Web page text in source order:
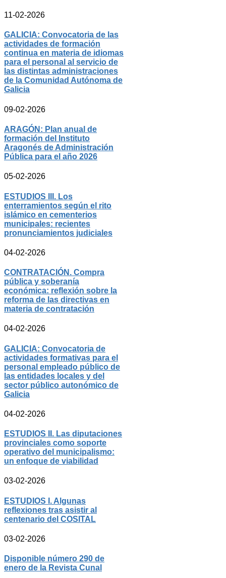
11-02-2026
GALICIA: Convocatoria de las
actividades de formación
continua en materia de idiomas
para el personal al servicio de
las distintas administraciones
de la Comunidad Autónoma de
Galicia
09-02-2026
ARAGÓN: Plan anual de
formación del Instituto
Aragonés de Administración
Pública para el año 2026
05-02-2026
ESTUDIOS III. Los
enterramientos según el rito
islámico en cementerios
municipales: recientes
pronunciamientos judiciales
04-02-2026
CONTRATACIÓN. Compra
pública y soberanía
económica: reflexión sobre la
reforma de las directivas en
materia de contratación
04-02-2026
GALICIA: Convocatoria de
actividades formativas para el
personal empleado público de
las entidades locales y del
sector público autonómico de
Galicia
04-02-2026
ESTUDIOS II. Las diputaciones
provinciales como soporte
operativo del municipalismo:
un enfoque de viabilidad
03-02-2026
ESTUDIOS I. Algunas
reflexiones tras asistir al
centenario del COSITAL
03-02-2026
Disponible número 290 de
enero de la Revista Cunal